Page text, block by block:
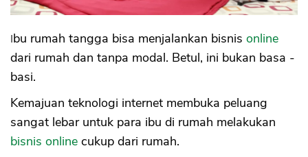
Ibu rumah tangga bisa menjalankan bisnis online
dari rumah dan tanpa modal. Betul, ini bukan basa -
basi.
Kemajuan teknologi internet membuka peluang
sangat lebar untuk para ibu di rumah melakukan
bisnis online cukup dari rumah.